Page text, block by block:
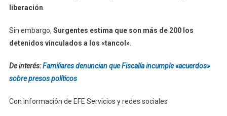
liberación
Sin embargo, Surgentes estima que son más de 200 los
detenidos vinculados a los «tancol».
De interés:Familiares denuncian que Fiscalía incumple «acuerdos»
sobre presos políticos
Con información de EFE Servicios y redes sociales